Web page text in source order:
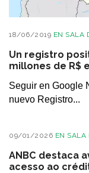
18/06/2019 EN SALA
Un registro
millones de R$
Seguir en Google
nuevo Registro...
09/01/2026 EN SALA
ANBC destaca
acesso ao